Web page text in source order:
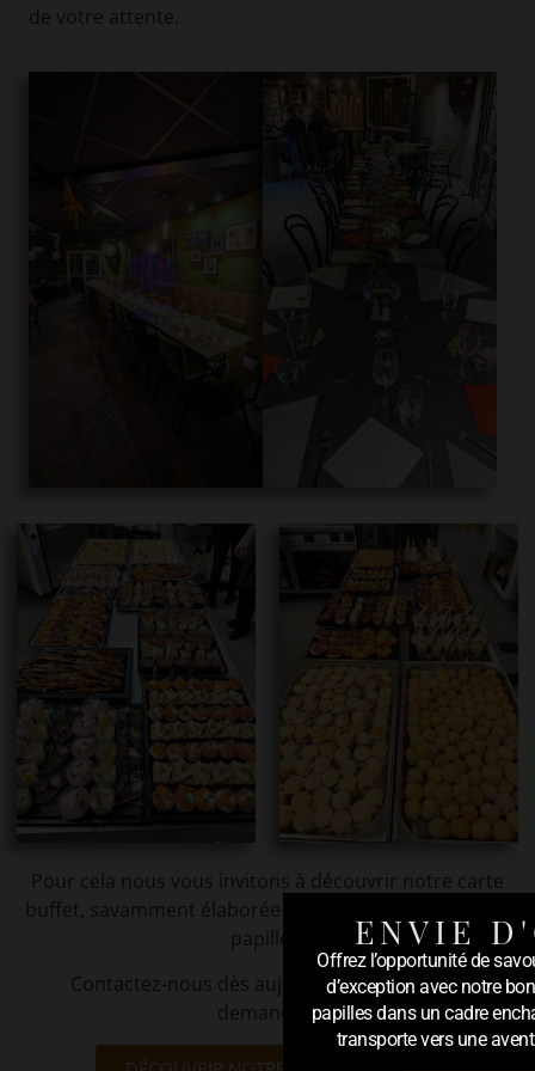
de votre attente.
Pour cela nous vous invitons à découvrir notre carte
buffet, savamment élaborée pour satisfaire toutes les
papilles.
Contactez-nous dès aujourd’hui pour toutes
demandes.
ENVIE
Offrez l’opportunité de
d’exception avec notre
papilles dans un cadre
transporte vers une